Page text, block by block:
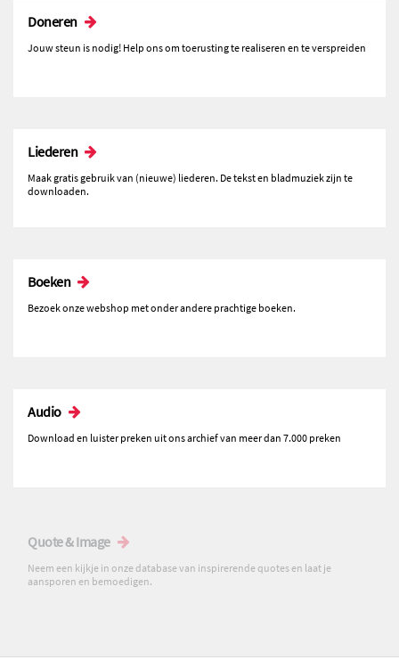
Doneren
Jouw steun is nodig! Help ons om toerusting te realiseren en te verspreiden
Liederen
Maak gratis gebruik van (nieuwe) liederen. De tekst en bladmuziek zijn te
downloaden.
Boeken
Bezoek onze webshop met onder andere prachtige boeken.
Audio
Download en luister preken uit ons archief van meer dan 7.000 preken
Quote & Image
Neem een kijkje in onze database van inspirerende quotes en laat je
aansporen en bemoedigen.